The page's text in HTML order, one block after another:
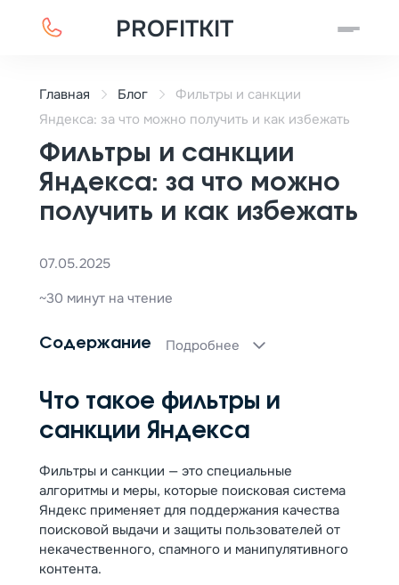
PROFITKIT
Главная Блог
Фильтры и санкции
Яндекса: за что можно получить и как избежать
Фильтры и санкции
Яндекса: за что можно
получить и как избежать
07.05.2025
~30 минут на чтение
Содержание Подробнее
Что такое фильтры и
санкции Яндекса
Фильтры и санкции — это специальные
алгоритмы и меры, которые поисковая система
Яндекс применяет для поддержания качества
поисковой выдачи и защиты пользователей от
некачественного, спамного и манипулятивного
контента.